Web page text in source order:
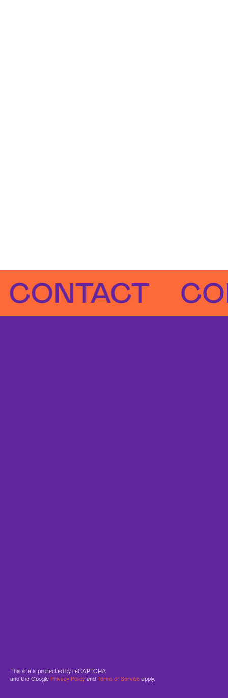
This site is protected by reCAPTCHA
and the Google Privacy Policy and Terms of Service apply.